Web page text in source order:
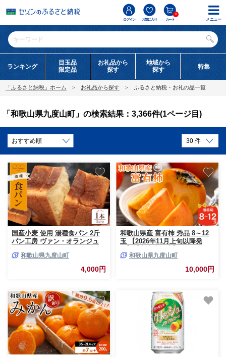
ログイン お気に入り カート
0
ランキング
目玉品
限定品
お礼品から
探す
地域から
探す
特集
「ふるさと納税」ホーム お礼品から探す ふるさと納税・お礼の品一覧
「和歌山県九度山町」の検索結果：3,366件(1ページ目)
国産小麦 使用 湯種食パン 2斤
パン工房 ヴァン・オランジュ
和歌山県九度山町
4,000円
和歌山県産 富有柿 秀品 8～12
玉 【2026年11月上旬以降発
和歌山県九度山町
10,000円
メニュー